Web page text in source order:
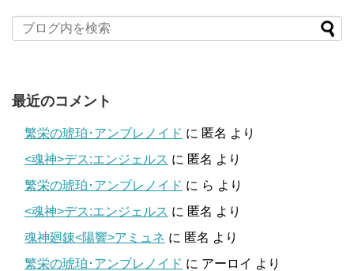
最近のコメント
繁栄の琥珀･アンブレノイド に 匿名 より
<魂神>デス:エンジェルス に 匿名 より
繁栄の琥珀･アンブレノイド に ら より
<魂神>デス:エンジェルス に 匿名 より
魂神廻錬<陽響>アミュネ に 匿名 より
繁栄の琥珀･アンブレノイド に アーロイ より